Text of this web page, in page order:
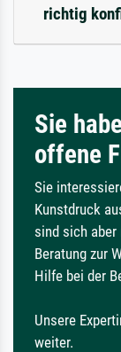
richtig
Sie
offene
Sie
Kunstdruck
sind sich aber
Beratung zur
Hilfe bei der
Unsere
weiter.